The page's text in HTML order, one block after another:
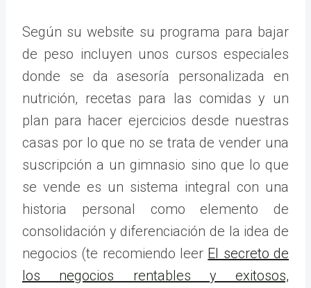
Según su website su programa para bajar
de peso incluyen unos cursos especiales
donde se da asesoría personalizada en
nutrición, recetas para las comidas y un
plan para hacer ejercicios desde nuestras
casas por lo que no se trata de vender una
suscripción a un gimnasio sino que lo que
se vende es un sistema integral con una
historia personal como elemento de
consolidación y diferenciación de la idea de
negocios (te recomiendo leer El secreto de
los negocios rentables y exitosos,